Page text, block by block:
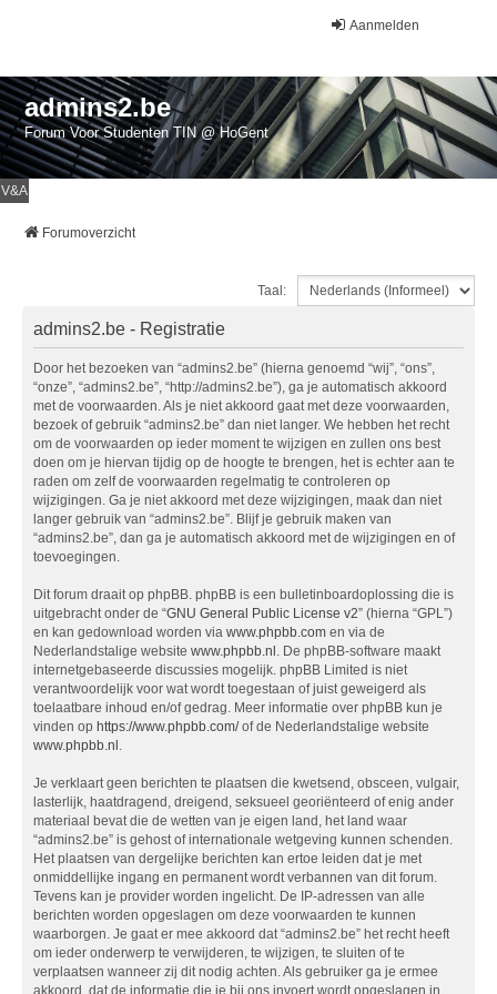
Aanmelden
admins2.be
Forum Voor Studenten TIN @ HoGent
V&A
Forumoverzicht
Taal:
admins2.be - Registratie
Door het bezoeken van “admins2.be” (hierna genoemd “wij”, “ons”,
“onze”, “admins2.be”, “http://admins2.be”), ga je automatisch akkoord
met de voorwaarden. Als je niet akkoord gaat met deze voorwaarden,
bezoek of gebruik “admins2.be” dan niet langer. We hebben het recht
om de voorwaarden op ieder moment te wijzigen en zullen ons best
doen om je hiervan tijdig op de hoogte te brengen, het is echter aan te
raden om zelf de voorwaarden regelmatig te controleren op
wijzigingen. Ga je niet akkoord met deze wijzigingen, maak dan niet
langer gebruik van “admins2.be”. Blijf je gebruik maken van
“admins2.be”, dan ga je automatisch akkoord met de wijzigingen en of
toevoegingen.
Dit forum draait op phpBB. phpBB is een bulletinboardoplossing die is
uitgebracht onder de “GNU General Public License v2” (hierna “GPL”)
en kan gedownload worden via www.phpbb.com en via de
Nederlandstalige website www.phpbb.nl. De phpBB-software maakt
internetgebaseerde discussies mogelijk. phpBB Limited is niet
verantwoordelijk voor wat wordt toegestaan of juist geweigerd als
toelaatbare inhoud en/of gedrag. Meer informatie over phpBB kun je
vinden op https://www.phpbb.com/of de Nederlandstalige website
www.phpbb.nl.
Je verklaart geen berichten te plaatsen die kwetsend, obsceen, vulgair,
lasterlijk, haatdragend, dreigend, seksueel georiënteerd of enig ander
materiaal bevat die de wetten van je eigen land, het land waar
“admins2.be” is gehost of internationale wetgeving kunnen schenden.
Het plaatsen van dergelijke berichten kan ertoe leiden dat je met
onmiddellijke ingang en permanent wordt verbannen van dit forum.
Tevens kan je provider worden ingelicht. De IP-adressen van alle
berichten worden opgeslagen om deze voorwaarden te kunnen
waarborgen. Je gaat er mee akkoord dat “admins2.be” het recht heeft
om ieder onderwerp te verwijderen, te wijzigen, te sluiten of te
verplaatsen wanneer zij dit nodig achten. Als gebruiker ga je ermee
akkoord, dat de informatie die je bij ons invoert wordt opgeslagen in